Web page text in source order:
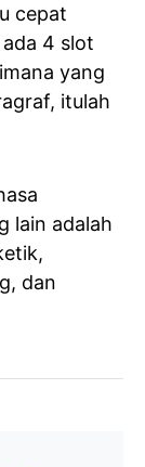
cepat
4 slot
yang
itulah
lain adalah
dan